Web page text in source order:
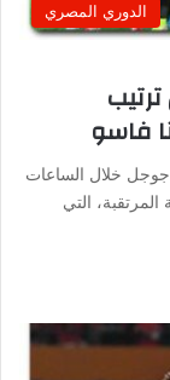
الدوري المصري
.. جدول ترتيب
فاسو
محركات البحث جوجل خلال الساعات
التي